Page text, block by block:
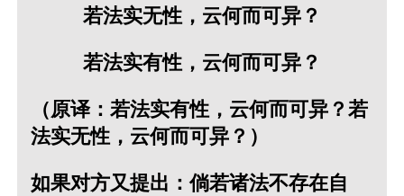
若法实无性，云何而可异？
若法实有性，云何而可异？
（原译：若法实有性，云何而可异？若
法实无性，云何而可异？）
如果对方又提出：倘若诸法不存在自